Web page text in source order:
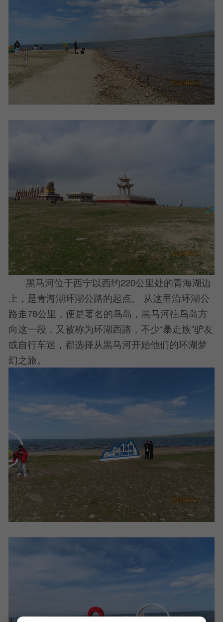
黑马河位于西宁以西约220公里处的青海湖边
上，是青海湖环湖公路的起点。 从这里沿环湖公
路走78公里，便是著名的鸟岛，黑马河往鸟岛方
向这一段，又被称为环湖西路，不少“暴走族”驴友
或自行车迷，都选择从黑马河开始他们的环湖梦
幻之旅。